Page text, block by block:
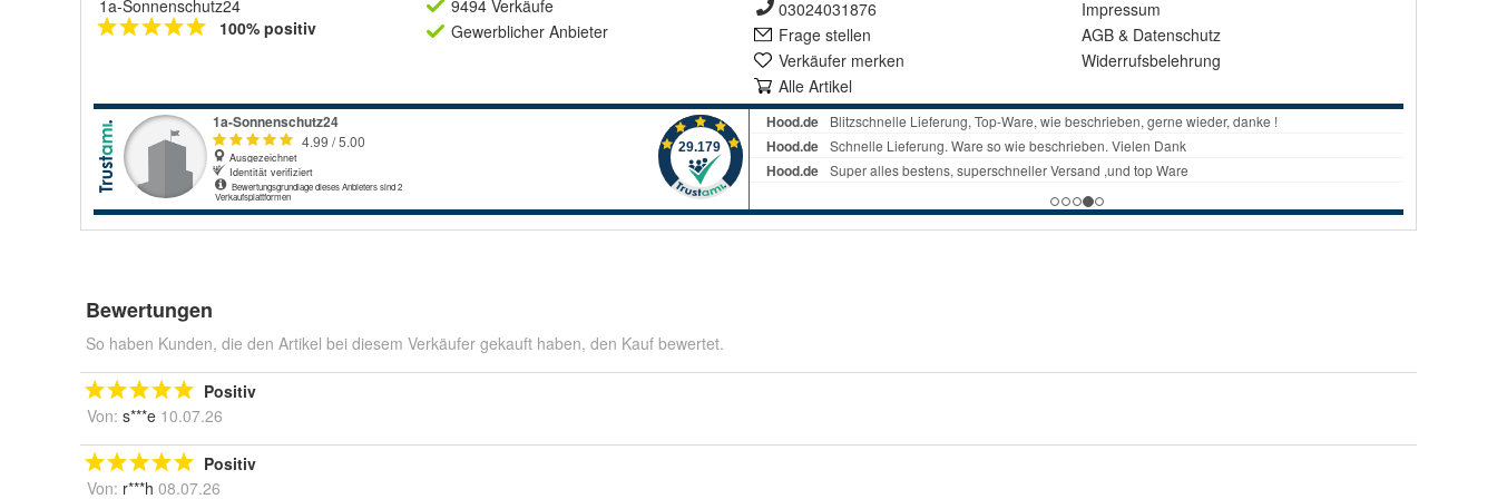
1a-Sonnenschutz24
100% positiv
9494 Verkäufe
Gewerblicher Anbieter
03024031876
Frage stellen
Verkäufer merken
Alle Artikel
Impressum
AGB & Datenschutz
Widerrufsbelehrung
Bewertungen
So haben Kunden, die den Artikel bei diesem Verkäufer gekauft haben, den Kauf bewertet.
Positiv
Von: s***e 10.07.26
Positiv
Von: r***h 08.07.26